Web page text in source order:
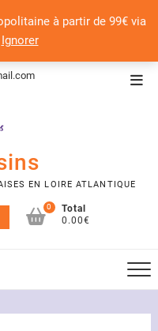
à partir de 99€ via
Ignorer
EN LOIRE ATLANTIQUE
0
Total
0.00€